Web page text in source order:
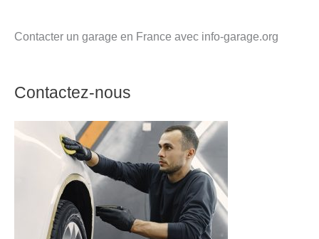
Contacter un garage en France avec info-garage.org
Contactez-nous